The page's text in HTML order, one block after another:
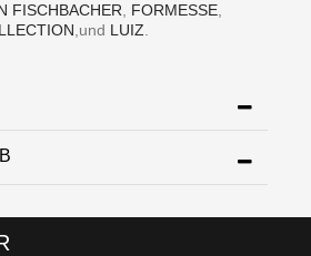
FISCHBACHER FORMESSE
,und LUIZ